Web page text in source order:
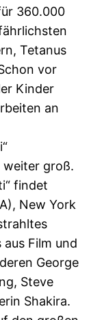
360.000
Tetanus
vor
Kinder
an
weiter groß.
findet
New York
Film und
George
Steve
Shakira.